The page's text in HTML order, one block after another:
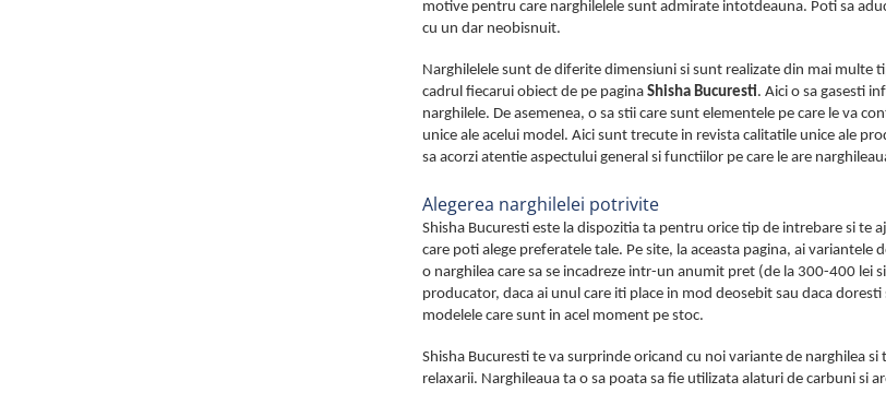
motive pentru care narghilelele sunt admirate intotdeauna. Poti sa
cu un dar neobisnuit.
Narghilelele sunt de diferite dimensiuni si sunt realizate din mai multe
cadrul fiecarui obiect de pe pagina Shisha Bucuresti. Aici o sa gasesti
narghilele. De asemenea, o sa stii care sunt elementele pe care le va
unice ale acelui model. Aici sunt trecute in revista calitatile unice ale
sa acorzi atentie aspectului general si functiilor pe care le are
Alegerea narghilelei potrivite
Shisha Bucuresti este la dispozitia ta pentru orice tip de intrebare si
care poti alege preferatele tale. Pe site, la aceasta pagina, ai
o narghilea care sa se incadreze intr-un anumit pret (de la 300-400 lei
producator, daca ai unul care iti place in mod deosebit sau daca
modelele care sunt in acel moment pe stoc.
Shisha Bucuresti te va surprinde oricand cu noi variante de narghilea
relaxarii. Narghileaua ta o sa poata sa fie utilizata alaturi de carbuni si